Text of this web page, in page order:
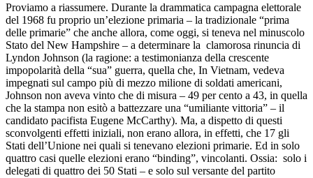
Proviamo a riassumere. Durante la drammatica campagna elettorale
del 1968 fu proprio un’elezione primaria – la tradizionale “prima
delle primarie” che anche allora, come oggi, si teneva nel minuscolo
Stato del New Hampshire – a determinare la clamorosa rinuncia di
Lyndon Johnson (la ragione: a testimonianza della crescente
impopolarità della “sua” guerra, quella che, In Vietnam, vedeva
impegnati sul campo più di mezzo milione di soldati americani,
Johnson non aveva vinto che di misura – 49 per cento a 43, in quella
che la stampa non esitò a battezzare una “umiliante vittoria” – il
candidato pacifista Eugene McCarthy). Ma, a dispetto di questi
sconvolgenti effetti iniziali, non erano allora, in effetti, che 17 gli
Stati dell’Unione nei quali si tenevano elezioni primarie. Ed in solo
quattro casi quelle elezioni erano “binding”, vincolanti. Ossia: solo i
delegati di quattro dei 50 Stati – e solo sul versante del partito